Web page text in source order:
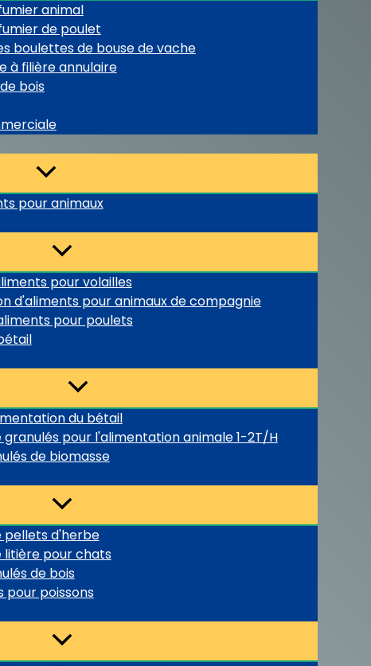
animal
de poulet
boulettes de bouse de vache
à filière annulaire
bois
pour animaux
pour volailles
d'aliments pour animaux de compagnie
pour poulets
du bétail
granulés pour l'alimentation animale 1-2T/H
de biomasse
pellets d'herbe
litière pour chats
de bois
pour poissons